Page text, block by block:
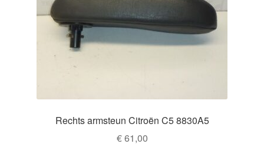
Rechts armsteun Citroën C5 8830A5
€61,00